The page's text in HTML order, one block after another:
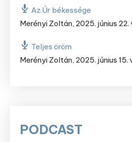
Az Úr békessége
Merényi Zoltán, 2025. június
Teljes öröm
Merényi Zoltán, 2025. június 15.
PODCAST